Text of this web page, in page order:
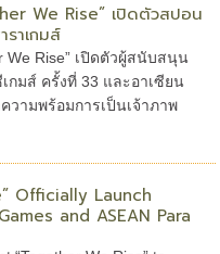
We Rise” เปิดตัวสปอน
ราเกมส์
We Rise” เปิดตัวผู้สนับสนุน
กมส์ ครั้งที่ 33 และอาเซียน
วามพร้อมการเป็นเจ้าภาพ
Officially Launch
and ASEAN Para